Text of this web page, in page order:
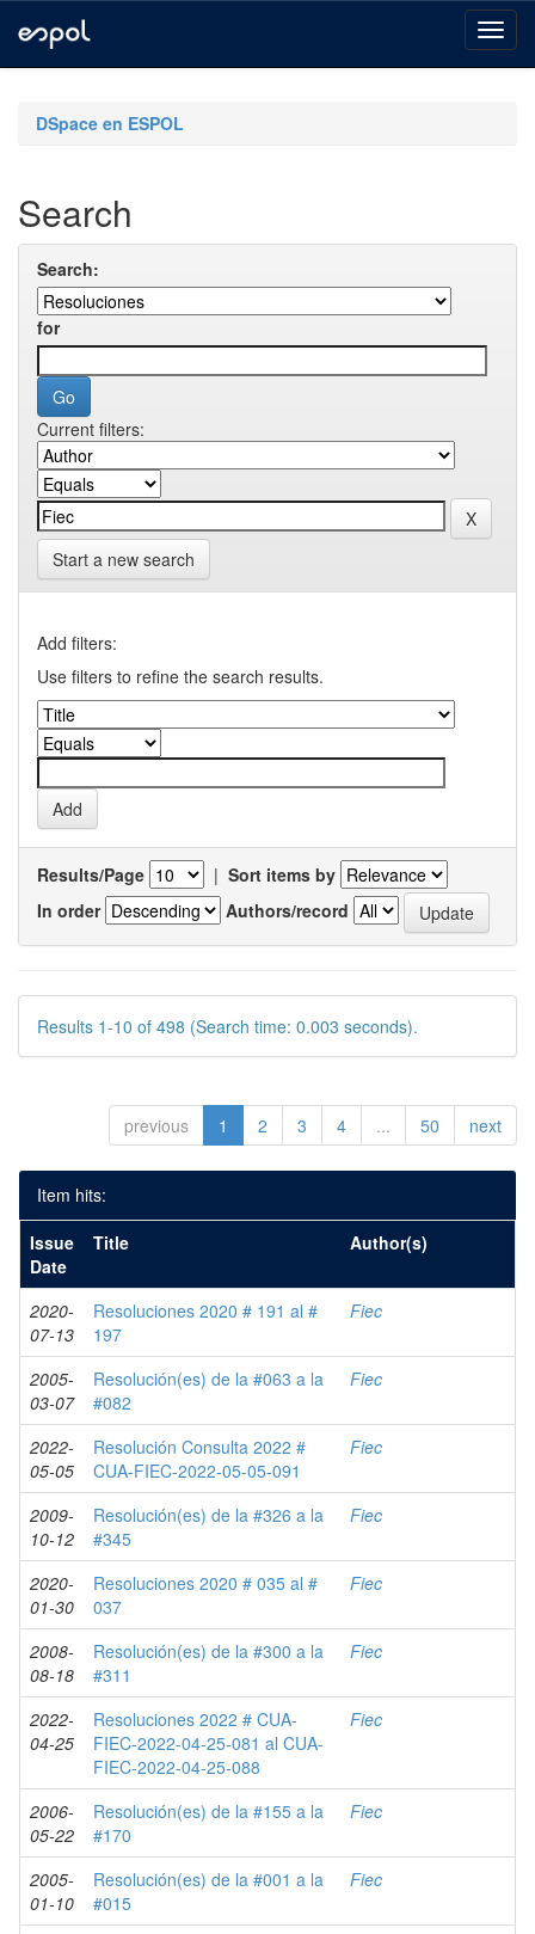
navigationDSpace en ESPOL
Search
Search:
for
Current filters:
Start a new search
Add filters:
Use filters to refine the search results.
Results/Page | Sort items by
In order
Authors/record
Results 1-10 of 498 (Search time: 0.003 seconds).
previous 1 2 3 4 ... 50 next
Item hits:
Issue
Date
Title Author(s)
2020-
07-13
Resoluciones 2020 # 191 al #
197
Fiec
2005-
03-07
Resolución(es) de la #063 a la
#082
Fiec
2022-
05-05
Resolución Consulta 2022 #
CUA-FIEC-2022-05-05-091
Fiec
2009-
10-12
Resolución(es) de la #326 a la
#345
Fiec
2020-
01-30
Resoluciones 2020 # 035 al #
037
Fiec
2008-
08-18
Resolución(es) de la #300 a la
#311
Fiec
2022-
04-25
Resoluciones 2022 # CUA-
FIEC-2022-04-25-081 al CUA-
FIEC-2022-04-25-088
Fiec
2006-
05-22
Resolución(es) de la #155 a la
#170
Fiec
2005-
01-10
Resolución(es) de la #001 a la
#015
Fiec